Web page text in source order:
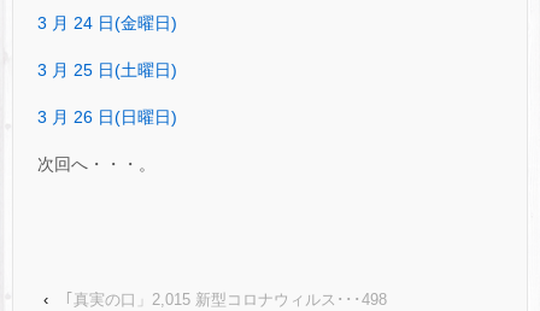
3 月 24 日(金曜日)
3 月 25 日(土曜日)
3 月 26 日(日曜日)
次回へ・・・。
‹
｢真実の口」2,015 新型コロナウィルス･･･498